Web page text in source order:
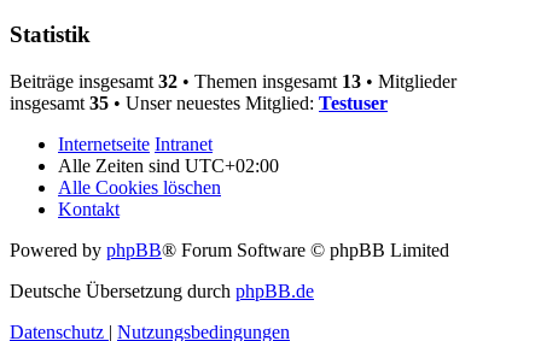
Statistik
Beiträge insgesamt 32 • Themen insgesamt 13 • Mitglieder
insgesamt 35 • Unser neuestes Mitglied: Testuser
Internetseite Intranet
Alle Zeiten sind UTC+02:00
Alle Cookies löschen
Kontakt
Powered by phpBB® Forum Software © phpBB Limited
Deutsche Übersetzung durch phpBB.de
Datenschutz | Nutzungsbedingungen